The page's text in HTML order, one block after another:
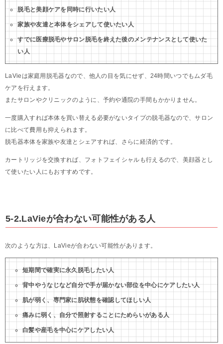
脱毛と美顔ケアを同時に行いたい人
家族や友達と本体をシェアして使いたい人
すでに医療脱毛やサロン脱毛を終えた後のメンテナンスとして使いた
い人
LaVieは家庭用脱毛器なので、他人の目を気にせず、24時間いつでもムダ毛
ケアを行えます。
またサロンやクリニックのように、予約や通院の手間もかかりません。
一度購入すれば本体を買い替える必要がないタイプの脱毛器なので、サロン
に比べて費用も抑えられます。
脱毛器本体を家族や友達とシェアすれば、さらに経済的です。
カートリッジを交換すれば、フォトフェイシャルも行えるので、美顔器とし
て使いたい人にもおすすめです。
5-2.LaVieが合わない可能性がある人
次のような方は、LaVieが合わない可能性があります。
短期間で確実に永久脱毛したい人
背中やうなじなど自分で手が届かない部位を中心にケアしたい人
肌が弱く、専門家に肌状態を確認してほしい人
痛みに弱く、自分で照射することにためらいがある人
白髪や産毛を中心にケアしたい人